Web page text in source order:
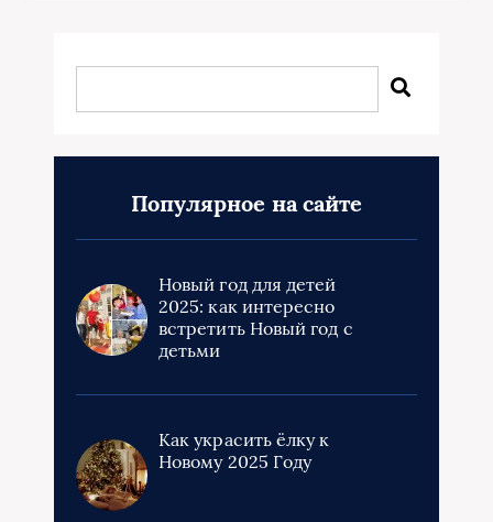
Популярное на сайте
Новый год для детей
2025: как интересно
встретить Новый год с
детьми
Как украсить ёлку к
Новому 2025 Году